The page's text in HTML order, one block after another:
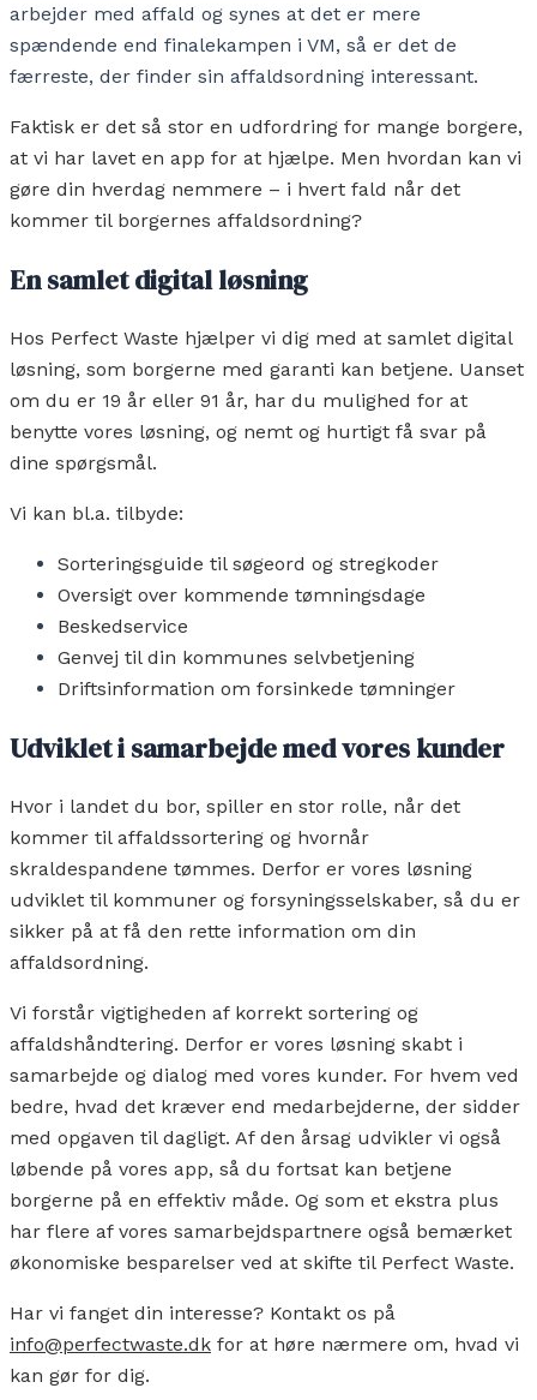
arbejder med affald og synes at det er mere
spændende end finalekampen i VM, så er det de
færreste, der finder sin affaldsordning interessant.
Faktisk er det så stor en udfordring for mange borgere,
at vi har lavet en app for at hjælpe. Men hvordan kan vi
gøre din hverdag nemmere – i hvert fald når det
kommer til borgernes affaldsordning?
En samlet digital løsning
Hos Perfect Waste hjælper vi dig med at samlet digital
løsning, som borgerne med garanti kan betjene. Uanset
om du er 19 år eller 91 år, har du mulighed for at
benytte vores løsning, og nemt og hurtigt få svar på
dine spørgsmål.
Vi kan bl.a. tilbyde:
Sorteringsguide til søgeord og stregkoder
Oversigt over kommende tømningsdage
Beskedservice
Genvej til din kommunes selvbetjening
Driftsinformation om forsinkede tømninger
Udviklet i samarbejde med vores kunder
Hvor i landet du bor, spiller en stor rolle, når det
kommer til affaldssortering og hvornår
skraldespandene tømmes. Derfor er vores løsning
udviklet til kommuner og forsyningsselskaber, så du er
sikker på at få den rette information om din
affaldsordning.
Vi forstår vigtigheden af korrekt sortering og
affaldshåndtering. Derfor er vores løsning skabt i
samarbejde og dialog med vores kunder. For hvem ved
bedre, hvad det kræver end medarbejderne, der sidder
med opgaven til dagligt. Af den årsag udvikler vi også
løbende på vores app, så du fortsat kan betjene
borgerne på en effektiv måde. Og som et ekstra plus
har flere af vores samarbejdspartnere også bemærket
økonomiske besparelser ved at skifte til Perfect Waste.
Har vi fanget din interesse? Kontakt os på
info@perfectwaste.dk for at høre nærmere om, hvad vi
kan gør for dig.